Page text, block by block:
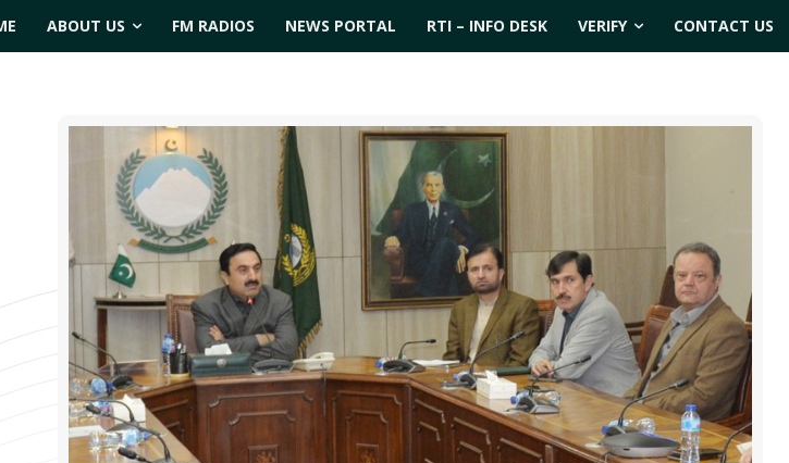
ABOUT US FM RADIOS NEWS PORTAL RTI – INFO DESK VERIFY CONTACT US